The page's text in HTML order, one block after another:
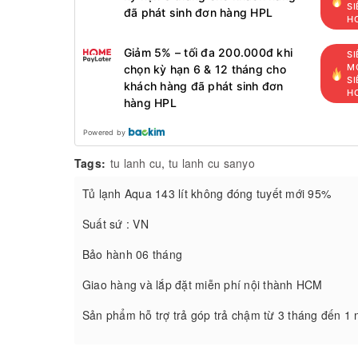
đã phát sinh đơn hàng HPL
Giảm 5% – tối đa 200.000đ khi
chọn kỳ hạn 6 & 12 tháng cho
khách hàng đã phát sinh đơn
hàng HPL
Powered by
Tags: tu lanh cu, tu lanh cu sanyo
Tủ lạnh Aqua 143 lít không đóng tuyết mới 95%
Suất sứ : VN
Bảo hành 06 tháng
Giao hàng và lắp đặt miễn phí nội thành HCM
Sản phẩm hỗ trợ trả góp trả chậm từ 3 tháng đến 1